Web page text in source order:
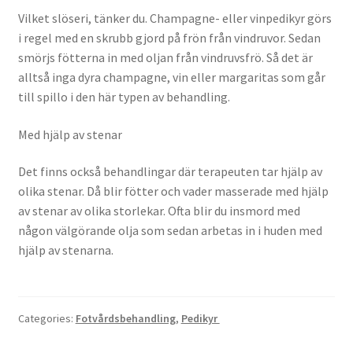
Vilket slöseri, tänker du. Champagne- eller vinpedikyr görs
i regel med en skrubb gjord på frön från vindruvor. Sedan
smörjs fötterna in med oljan från vindruvsfrö. Så det är
alltså inga dyra champagne, vin eller margaritas som går
till spillo i den här typen av behandling.
Med hjälp av stenar
Det finns också behandlingar där terapeuten tar hjälp av
olika stenar. Då blir fötter och vader masserade med hjälp
av stenar av olika storlekar. Ofta blir du insmord med
någon välgörande olja som sedan arbetas in i huden med
hjälp av stenarna.
Categories: Fotvårdsbehandling, Pedikyr